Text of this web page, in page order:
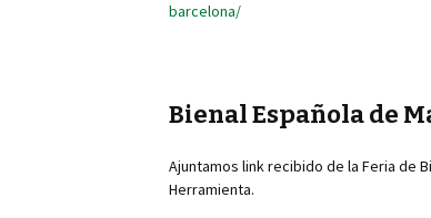
barcelona/
Bienal Española de
Ajuntamos link recibido de la Feria de
Herramienta.